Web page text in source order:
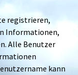
registrieren,
Informationen,
Alle Benutzer
kann